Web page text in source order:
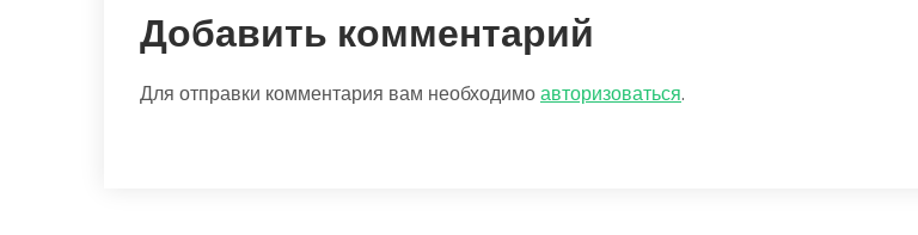
Добавить комментарий
Для отправки комментария вам необходимоавторизоваться.